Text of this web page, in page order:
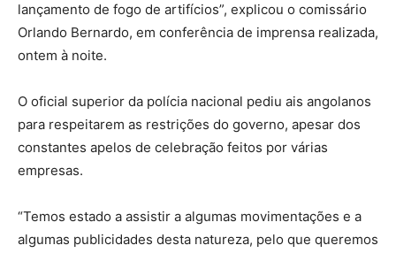
lançamento de fogo de artifícios”, explicou o comissário
Orlando Bernardo, em conferência de imprensa realizada,
ontem à noite.
O oficial superior da polícia nacional pediu ais angolanos
para respeitarem as restrições do governo, apesar dos
constantes apelos de celebração feitos por várias
empresas.
“Temos estado a assistir a algumas movimentações e a
algumas publicidades desta natureza, pelo que queremos